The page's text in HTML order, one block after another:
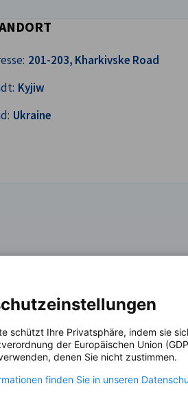
201-203, Kharkivske Road
Kyjiw
Ukraine
Buchhaltung
an: Wirtschaftsprüfung,
schützt Ihre Privatsphäre, indem sie
der Europäischen Union
denen Sie nicht zustimmen.
finden Sie in unseren